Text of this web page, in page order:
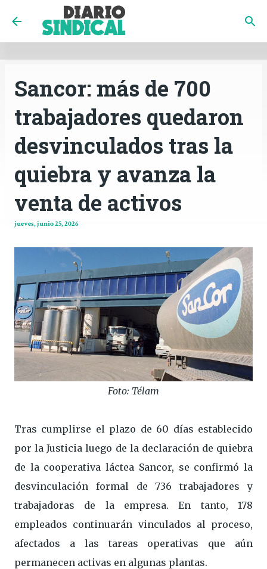
INICIO CÓRDOBA
Ir al contenido principal
Sancor: más de 700
trabajadores quedaron
desvinculados tras la
quiebra y avanza la
venta de activos
jueves, junio 25, 2026
Foto: Télam
Tras cumplirse el plazo de 60 días establecido
por la Justicia luego de la declaración de quiebra
de la cooperativa láctea Sancor, se confirmó la
desvinculación formal de 736 trabajadores y
trabajadoras de la empresa. En tanto, 178
empleados continuarán vinculados al proceso,
afectados a las tareas operativas que aún
permanecen activas en algunas plantas.